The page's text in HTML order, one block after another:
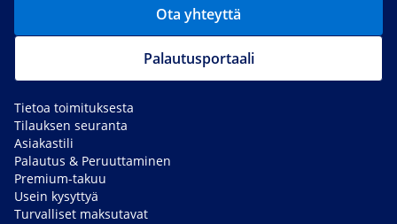
Ota yhteyttä
Palautusportaali
Tietoa toimituksesta
Tilauksen seuranta
Asiakastili
Palautus & Peruuttaminen
Premium-takuu
Usein kysyttyä
Turvalliset maksutavat